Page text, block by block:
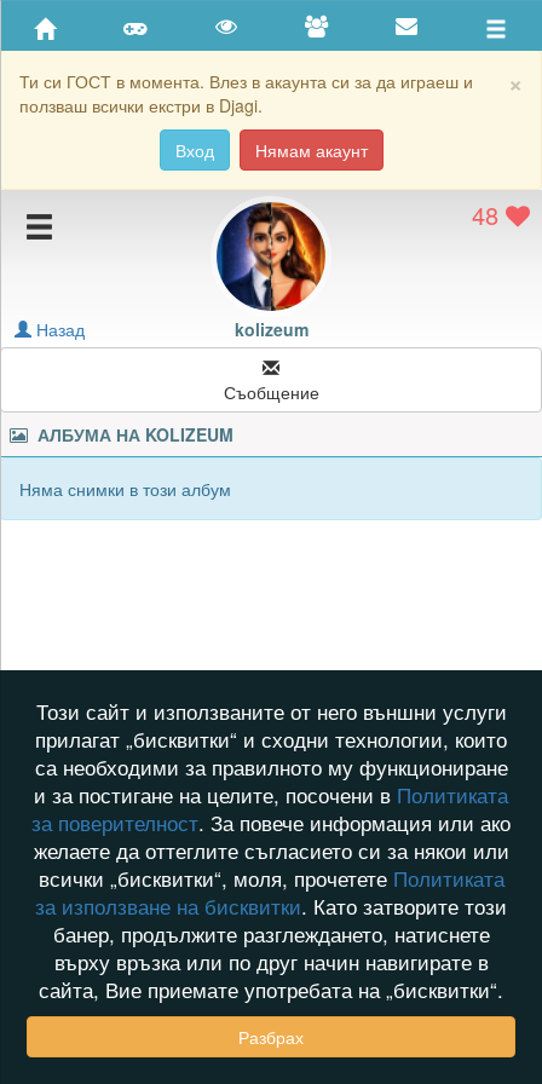
×
Ти си ГОСТ в момента. Влез в акаунта си за да играеш и
ползваш всички екстри в Djagi.
Вход
Нямам акаунт
Приятели
Хронология на игри
Подаръците на kolizeum
Картичките на kolizeum
Блокирай kolizeum
48
kolizeum
Назад
Съобщение
АЛБУМА НА KOLIZEUM
Няма снимки в този албум
Този сайт и използваните от него външни услуги
прилагат „бисквитки“ и сходни технологии, които
са необходими за правилното му функциониране
и за постигане на целите, посочени в Политиката
за поверителност. За повече информация или ако
желаете да оттеглите съгласието си за някои или
всички „бисквитки“, моля, прочетете Политиката
за използване на бисквитки. Като затворите този
банер, продължите разглеждането, натиснете
върху връзка или по друг начин навигирате в
сайта, Вие приемате употребата на „бисквитки“.
Разбрах